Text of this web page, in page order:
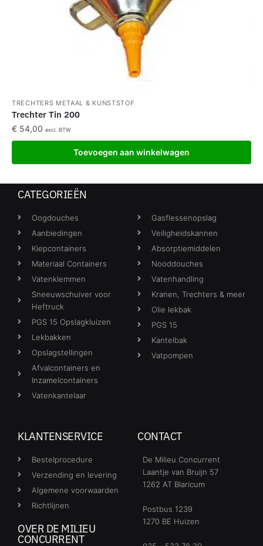
TRECHTERS METAAL & KUNSTSTOF
Trechter Tin 200
€ 54,00 excl. BTW
Toevoegen aan winkelwagen
CATEGORIEËN
Oogdouches
Aanbiedingen
Kiepcontainers
Materiaal Containers
Vatenklemmen
Sneeuwschuiver voor
Heftruck
PGS 15 Opslagkluizen
Lekbakken
Opslagstellingen
Afvalcontainers en
Inzamelcontainers
Vatenkantelaar
Gasflessenopslag
Veiligheidskannen
Absorptiemiddelen
Nooddouches
Vatenhandling
Kranen, Trechters & meer
Olie lekbak
PGS 15
Kantelbak
Vatpompen
KLANTENSERVICE
Bestelprocedure
Verzending en levering
Algemene voorwaarden
Richtlijnen
OVER DE MILIEU
CONCURRENT
CONTACT
De Milieu Concurrent
Laantje van Bruijn 57
1262 AT Blaricum
Postbus 1239
1270 BE Huizen